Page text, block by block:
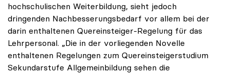
hochschulischen Weiterbildung, sieht jedoch
dringenden Nachbesserungsbedarf vor allem bei der
darin enthaltenen Quereinsteiger-Regelung für das
Lehrpersonal. „Die in der vorliegenden Novelle
enthaltenen Regelungen zum Quereinsteigerstudium
Sekundarstufe Allgemeinbildung sehen die